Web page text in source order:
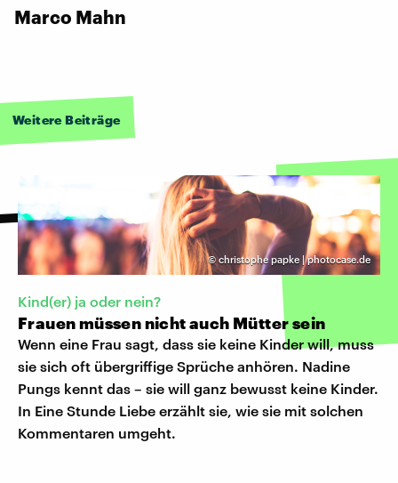
Marco Mahn
Weitere Beiträge
©christophe papke | photocase.de
Kind(er) ja oder nein?
Frauen müssen nicht auch Mütter sein
Wenn eine Frau sagt, dass sie keine Kinder will, muss
sie sich oft übergriffige Sprüche anhören. Nadine
Pungs kennt das – sie will ganz bewusst keine Kinder.
In Eine Stunde Liebe erzählt sie, wie sie mit solchen
Kommentaren umgeht.